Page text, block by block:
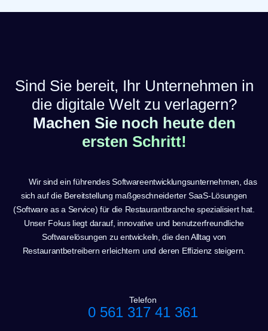
Sind Sie bereit, Ihr Unternehmen in
die digitale Welt zu verlagern?
Machen Sie noch heute den
ersten Schritt!
Wir sind ein führendes Softwareentwicklungsunternehmen, das
sich auf die Bereitstellung maßgeschneiderter SaaS-Lösungen
(Software as a Service) für die Restaurantbranche spezialisiert hat.
Unser Fokus liegt darauf, innovative und benutzerfreundliche
Softwarelösungen zu entwickeln, die den Alltag von
Restaurantbetreibern erleichtern und deren Effizienz steigern.
Telefon
0 561 317 41 361